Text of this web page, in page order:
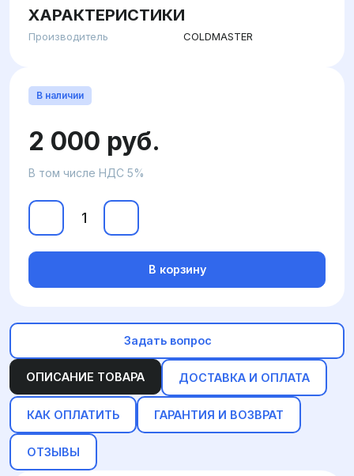
ХАРАКТЕРИСТИКИ
Производитель COLDMASTER
ОПИСАНИЕ ТОВАРА ДОСТАВКА И ОПЛАТА
КАК ОПЛАТИТЬ ГАРАНТИЯ И ВОЗВРАТ
ОТЗЫВЫ
В наличии
2 000 руб.
В том числе НДС 5%
В корзину
Задать вопрос